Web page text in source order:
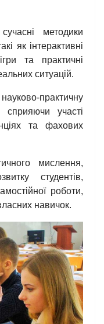
методики
як інтерактивні
та практичні
ситуацій.
практичну
сприяючи участі
та фахових
мислення,
студентів,
роботи,
навичок.